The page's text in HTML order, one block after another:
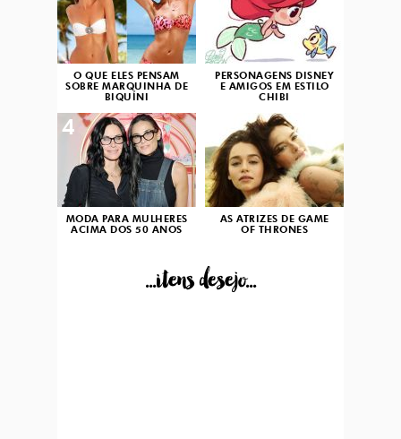
O QUE ELES PENSAM
SOBRE MARQUINHA DE
BIQUÍNI
PERSONAGENS DISNEY
E AMIGOS EM ESTILO
CHIBI
MODA PARA MULHERES
ACIMA DOS 50 ANOS
4
AS ATRIZES DE GAME
OF THRONES
...itens desejo...